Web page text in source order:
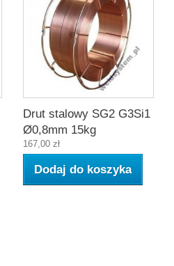
Drut stalowy SG2 G3Si1
Ø0,8mm 15kg
167,00 zł
Dodaj do koszyka